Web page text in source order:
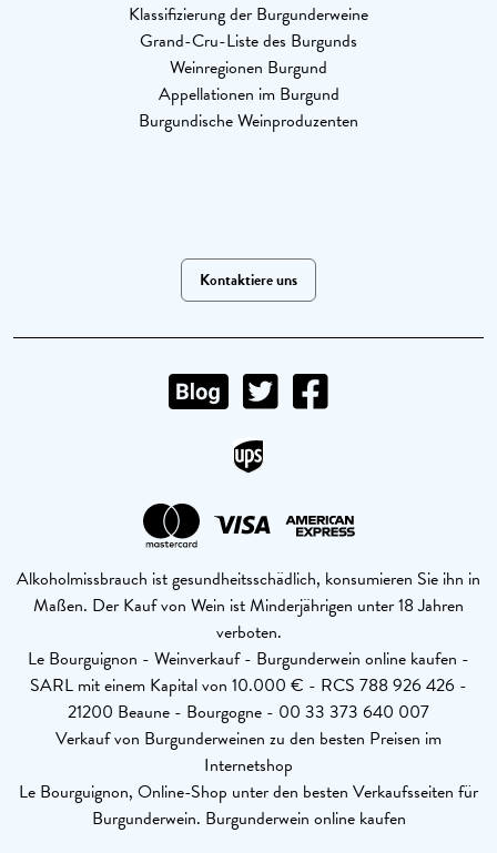
Klassifizierung der Burgunderweine
Grand-Cru-Liste des Burgunds
Weinregionen Burgund
Appellationen im Burgund
Burgundische Weinproduzenten
Kontaktiere uns
Alkoholmissbrauch ist gesundheitsschädlich, konsumieren Sie ihn in
Maßen. Der Kauf von Wein ist Minderjährigen unter 18 Jahren
verboten.
Le Bourguignon - Weinverkauf - Burgunderwein online kaufen -
SARL mit einem Kapital von 10.000 € - RCS 788 926 426 -
21200 Beaune - Bourgogne - 00 33 373 640 007
Verkauf von Burgunderweinen zu den besten Preisen im
Internetshop
Le Bourguignon, Online-Shop unter den besten Verkaufsseiten für
Burgunderwein. Burgunderwein online kaufen